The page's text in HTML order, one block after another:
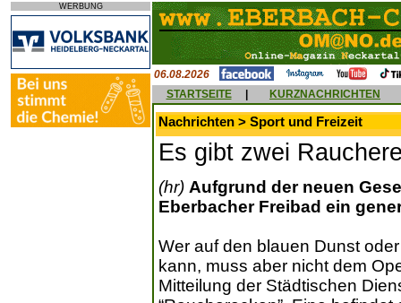
WERBUNG
06.08.2026
STARTSEITE
KURZNACHRICHTEN
Nachrichten > Sport und Freizeit
Es gibt zwei
(hr) Aufgrund der neuen
Eberbacher Freibad ein
Wer auf den blauen Dunst
kann, muss aber nicht dem
Mitteilung der Städtischen